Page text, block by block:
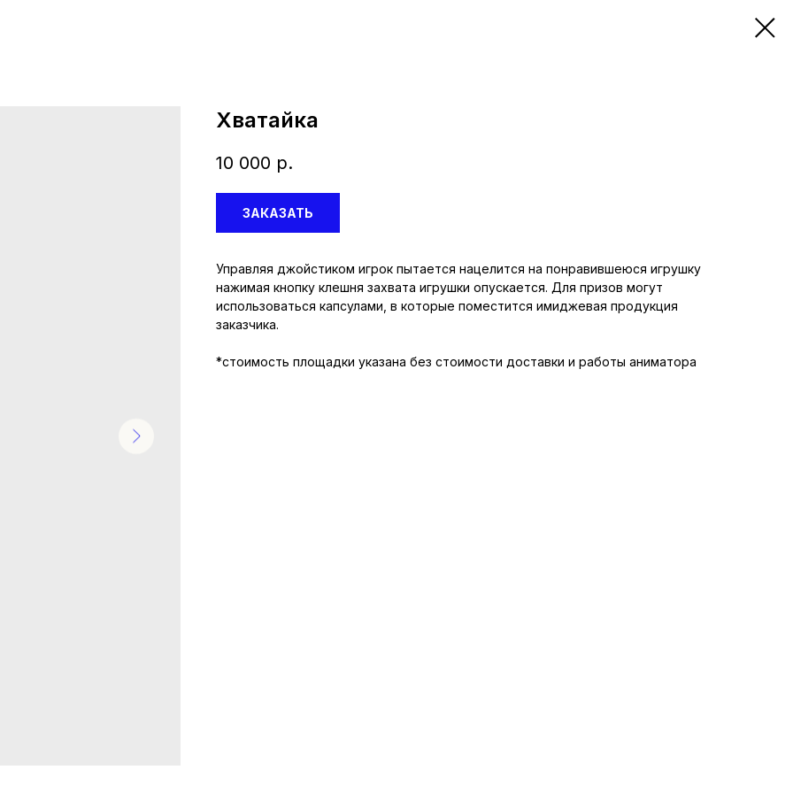
Хватайка
10 000 р.
ЗАКАЗАТЬ
Управляя джойстиком игрок пытается нацелится на понравившеюся игрушку
нажимая кнопку клешня захвата игрушки опускается. Для призов могут
использоваться капсулами, в которые поместится имиджевая продукция
заказчика.
*стоимость площадки указана без стоимости доставки и работы аниматора